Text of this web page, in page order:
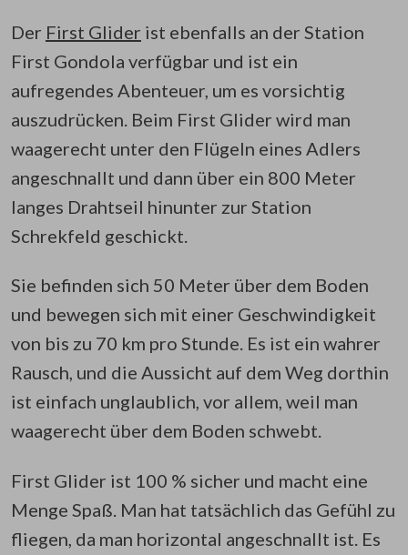
Der First Glider ist ebenfalls an der Station
First Gondola verfügbar und ist ein
aufregendes Abenteuer, um es vorsichtig
auszudrücken. Beim First Glider wird man
waagerecht unter den Flügeln eines Adlers
angeschnallt und dann über ein 800 Meter
langes Drahtseil hinunter zur Station
Schrekfeld geschickt.
Sie befinden sich 50 Meter über dem Boden
und bewegen sich mit einer Geschwindigkeit
von bis zu 70 km pro Stunde. Es ist ein wahrer
Rausch, und die Aussicht auf dem Weg dorthin
ist einfach unglaublich, vor allem, weil man
waagerecht über dem Boden schwebt.
First Glider ist 100 % sicher und macht eine
Menge Spaß. Man hat tatsächlich das Gefühl zu
fliegen, da man horizontal angeschnallt ist. Es